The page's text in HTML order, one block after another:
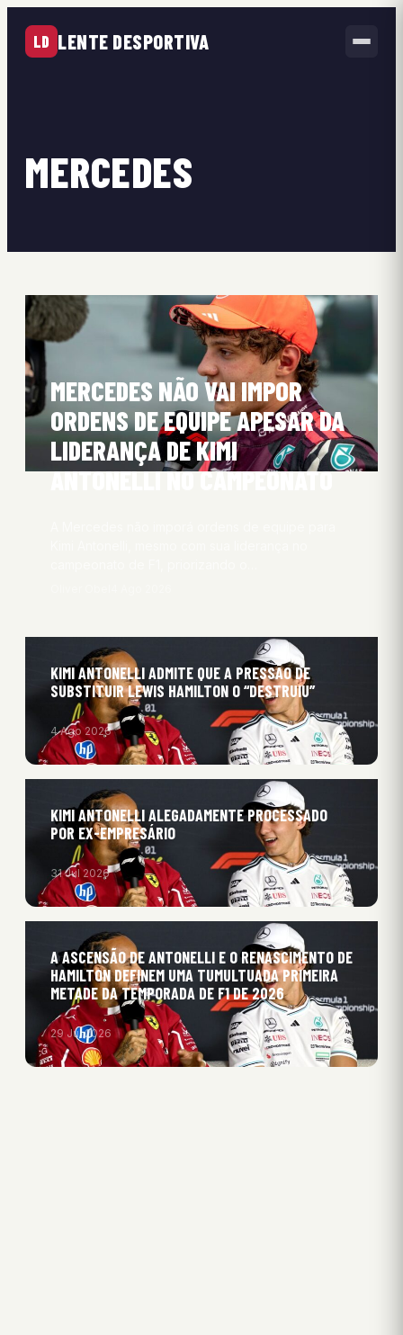
LD LENTE DESPORTIVA
MERCEDES
MERCEDES NÃO VAI IMPOR
ORDENS DE EQUIPE APESAR DA
LIDERANÇA DE KIMI
ANTONELLI NO CAMPEONATO
KIMI ANTONELLI ADMITE QUE A PRESSÃO DE
SUBSTITUIR LEWIS HAMILTON O “DESTRUIU”
4 Ago 2026
KIMI ANTONELLI ALEGADAMENTE PROCESSADO
POR EX-EMPRESÁRIO
31 Jul 2026
A ASCENSÃO DE ANTONELLI E O RENASCIMENTO DE
HAMILTON DEFINEM UMA TUMULTUADA PRIMEIRA
METADE DA TEMPORADA DE F1 DE 2026
29 Jul 2026